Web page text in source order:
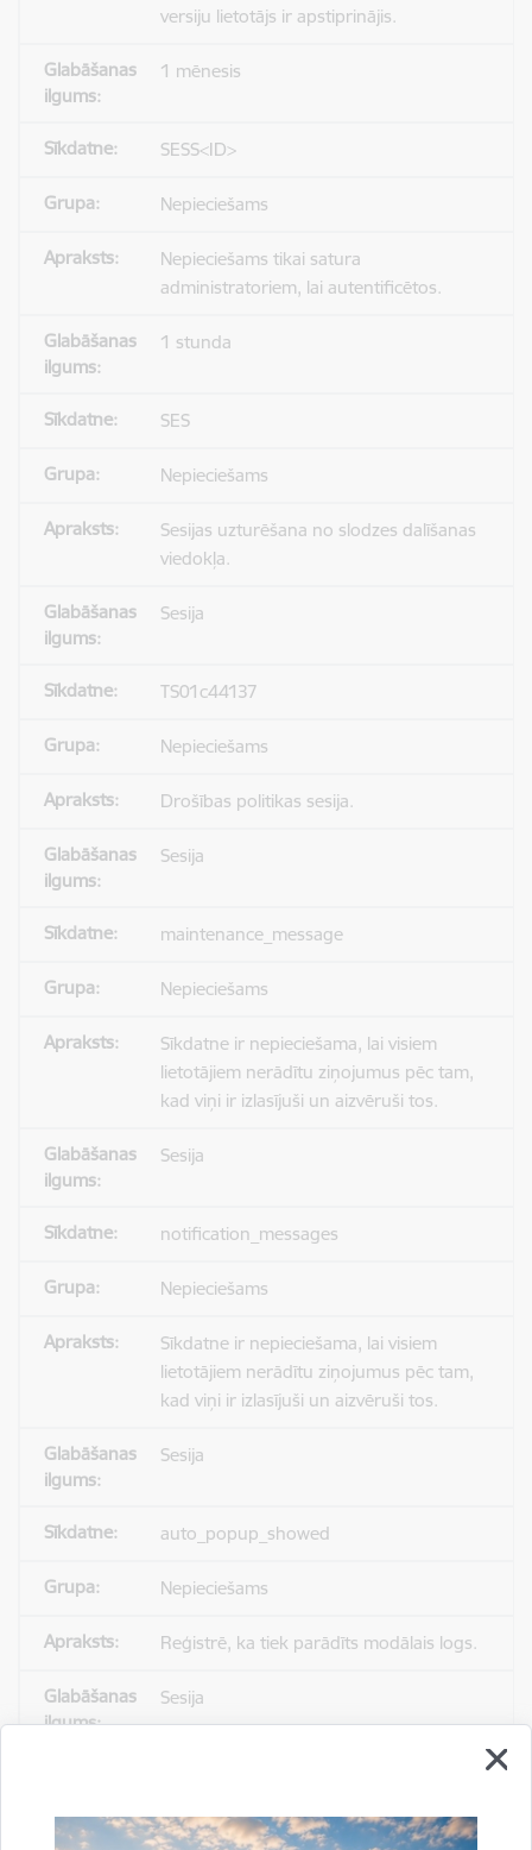
versiju lietotājs ir apstiprinājis.
1 mēnesis
SESS<ID>
Nepieciešams
Nepieciešams tikai satura
administratoriem, lai autentificētos.
1 stunda
SES
Nepieciešams
Sesijas uzturēšana no slodzes dalīšanas
viedokļa.
Sesija
TS01c44137
Nepieciešams
Drošības politikas sesija.
Sesija
maintenance_message
Nepieciešams
Sīkdatne ir nepieciešama, lai visiem
lietotājiem nerādītu ziņojumus pēc tam,
kad viņi ir izlasījuši un aizvēruši tos.
Sesija
notification_messages
Nepieciešams
Sīkdatne ir nepieciešama, lai visiem
lietotājiem nerādītu ziņojumus pēc tam,
kad viņi ir izlasījuši un aizvēruši tos.
Sesija
auto_popup_showed
Nepieciešams
Reģistrē, ka tiek parādīts modālais logs.
Sesija
Statistikas sīkdatnes (nepieciešamas, lai